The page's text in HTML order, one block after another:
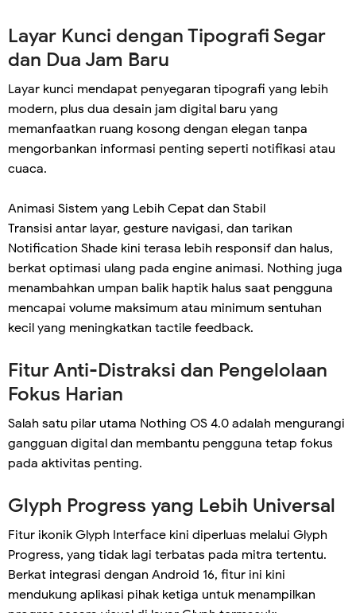
Layar Kunci dengan Tipografi Segar
dan Dua Jam Baru
Layar kunci mendapat penyegaran tipografi yang lebih
modern, plus dua desain jam digital baru yang
memanfaatkan ruang kosong dengan elegan tanpa
mengorbankan informasi penting seperti notifikasi atau
cuaca.
Animasi Sistem yang Lebih Cepat dan Stabil
Transisi antar layar, gesture navigasi, dan tarikan
Notification Shade kini terasa lebih responsif dan halus,
berkat optimasi ulang pada engine animasi. Nothing juga
menambahkan umpan balik haptik halus saat pengguna
mencapai volume maksimum atau minimum sentuhan
kecil yang meningkatkan tactile feedback.
Fitur Anti-Distraksi dan Pengelolaan
Fokus Harian
Salah satu pilar utama Nothing OS 4.0 adalah mengurangi
gangguan digital dan membantu pengguna tetap fokus
pada aktivitas penting.
Glyph Progress yang Lebih Universal
Fitur ikonik Glyph Interface kini diperluas melalui Glyph
Progress, yang tidak lagi terbatas pada mitra tertentu.
Berkat integrasi dengan Android 16, fitur ini kini
mendukung aplikasi pihak ketiga untuk menampilkan